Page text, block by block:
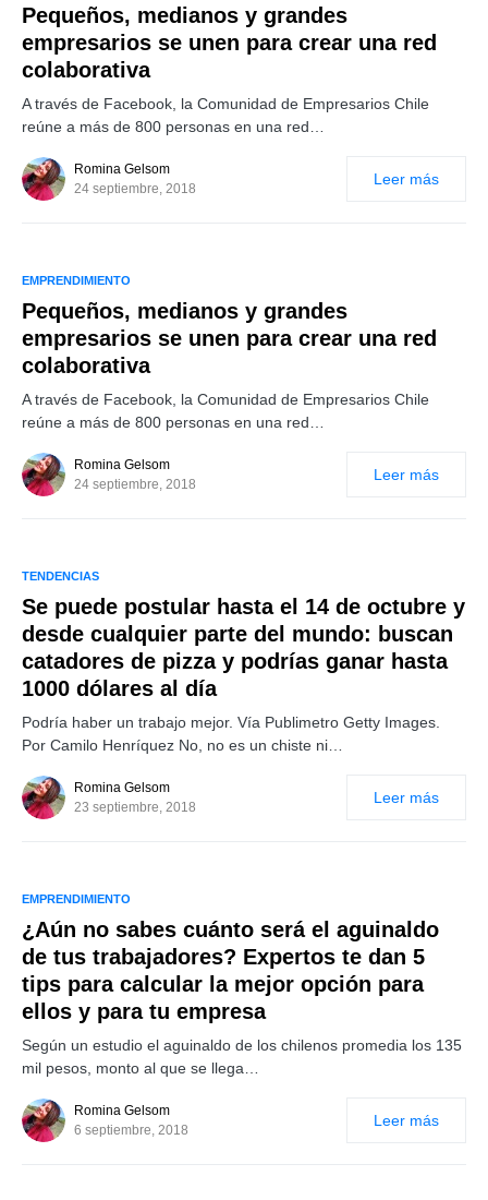
Pequeños, medianos y grandes
empresarios se unen para crear una red
colaborativa
A través de Facebook, la Comunidad de Empresarios Chile
reúne a más de 800 personas en una red…
Romina Gelsom
24 septiembre, 2018
Leer más
EMPRENDIMIENTO
Pequeños, medianos y grandes
empresarios se unen para crear una red
colaborativa
A través de Facebook, la Comunidad de Empresarios Chile
reúne a más de 800 personas en una red…
Romina Gelsom
24 septiembre, 2018
Leer más
TENDENCIAS
Se puede postular hasta el 14 de octubre y
desde cualquier parte del mundo: buscan
catadores de pizza y podrías ganar hasta
1000 dólares al día
Podría haber un trabajo mejor. Vía Publimetro Getty Images.
Por Camilo Henríquez No, no es un chiste ni…
Romina Gelsom
23 septiembre, 2018
Leer más
EMPRENDIMIENTO
¿Aún no sabes cuánto será el aguinaldo
de tus trabajadores? Expertos te dan 5
tips para calcular la mejor opción para
ellos y para tu empresa
Según un estudio el aguinaldo de los chilenos promedia los 135
mil pesos, monto al que se llega…
Romina Gelsom
6 septiembre, 2018
Leer más